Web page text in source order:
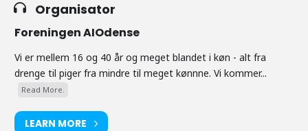
Organisator
Foreningen AIOdense
Vi er mellem 16 og 40 år og meget blandet i køn - alt fra
drenge til piger fra mindre til meget kønnne. Vi kommer...
Read More.
LEARN MORE